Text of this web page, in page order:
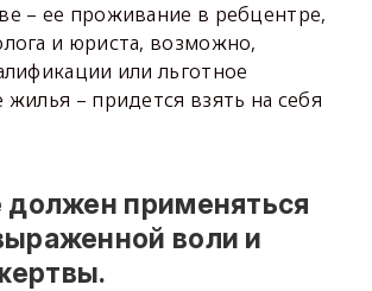
– ее проживание в ребцентре,
и юриста, возможно,
или льготное
– придется взять на себя
должен применяться
воли и